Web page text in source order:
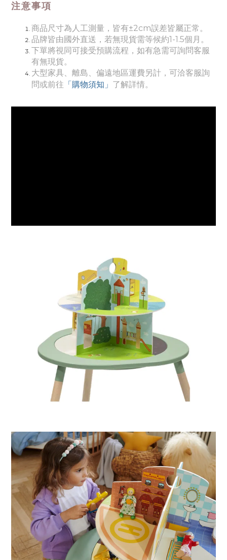
注意事項
商品尺寸為人工測量，皆有±2cm誤差皆屬正常。
品牌皆由國外直送，若無現貨需等候約1-1.5個月。
下單將視同可接受預購流程，如有急需可詢問客服
有無現貨。
大型家具、離島、偏遠地區運費另計，可洽客服詢
問或前往 「購物須知」 了解詳情。